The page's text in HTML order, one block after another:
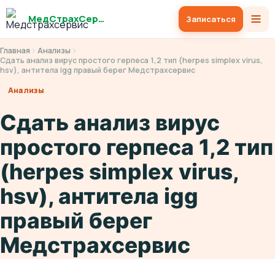
МедСтрахСервис Записаться
Главная
Анализы
Сдать анализ вирус простого герпеса 1,2 тип (herpes simplex virus,
hsv), антитела igg правый берег Медстрахсервис
Анализы
Сдать анализ вирус
простого герпеса 1,2 тип
(herpes simplex virus,
hsv), антитела igg
правый берег
Медстрахсервис